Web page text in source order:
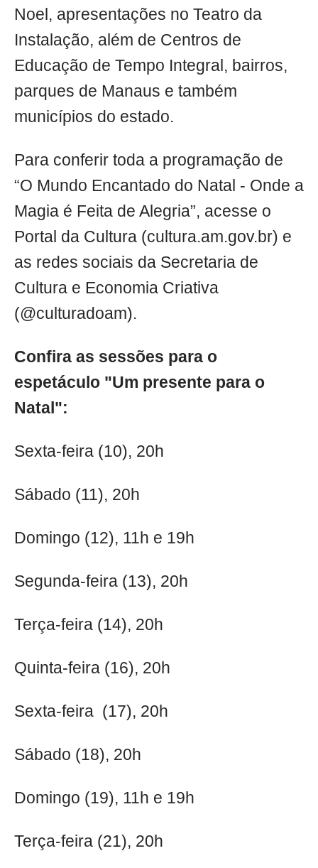
Noel, apresentações no Teatro da
Instalação, além de Centros de
Educação de Tempo Integral, bairros,
parques de Manaus e também
municípios do estado.
Para conferir toda a programação de
“O Mundo Encantado do Natal - Onde a
Magia é Feita de Alegria”, acesse o
Portal da Cultura (cultura.am.gov.br) e
as redes sociais da Secretaria de
Cultura e Economia Criativa
(@culturadoam).
Confira as sessões para o
espetáculo "Um presente para o
Natal":
Sexta-feira (10), 20h
Sábado (11), 20h
Domingo (12), 11h e 19h
Segunda-feira (13), 20h
Terça-feira (14), 20h
Quinta-feira (16), 20h
Sexta-feira (17), 20h
Sábado (18), 20h
Domingo (19), 11h e 19h
Terça-feira (21), 20h